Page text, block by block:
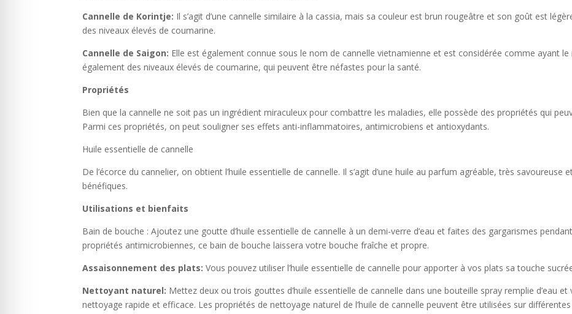
Cannelle de Korintje: Il s’agit d’une cannelle similaire à la cassia, mais sa couleur est brun rougeâtre et son goût est
des niveaux élevés de coumarine.
Cannelle de Saigon: Elle est également connue sous le nom de cannelle vietnamienne et est considérée comme ayant
également des niveaux élevés de coumarine, qui peuvent être néfastes pour la santé.
Propriétés
Bien que la cannelle ne soit pas un ingrédient miraculeux pour combattre les maladies, elle possède des propriétés qui
Parmi ces propriétés, on peut souligner ses effets anti-inflammatoires, antimicrobiens et antioxydants.
Huile essentielle de cannelle
De l’écorce du cannelier, on obtient l’huile essentielle de cannelle. Il s’agit d’une huile au parfum agréable, très
bénéfiques.
Utilisations et bienfaits
Bain de bouche : Ajoutez une goutte d’huile essentielle de cannelle à un demi-verre d’eau et faites des gargarismes
propriétés antimicrobiennes, ce bain de bouche laissera votre bouche fraîche et propre.
Assaisonnement des plats: Vous pouvez utiliser l’huile essentielle de cannelle pour apporter à vos plats sa touche
Nettoyant naturel: Mettez deux ou trois gouttes d’huile essentielle de cannelle dans une bouteille spray remplie d’eau
nettoyage rapide et efficace. Les propriétés de nettoyage naturel de l’huile de cannelle peuvent être utilisées sur